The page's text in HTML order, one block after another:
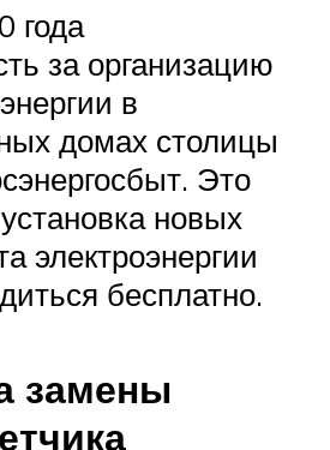
года
за организацию
в
домах столицы
Это
новых
электроэнергии
бесплатно.
замены